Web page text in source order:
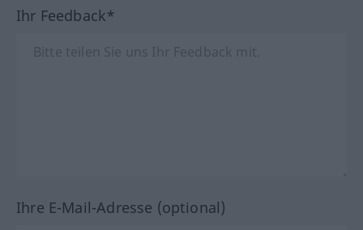
Ihr Feedback*
Ihre E-Mail-Adresse (optional)